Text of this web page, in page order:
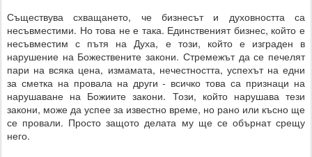
Съществува схващането, че бизнесът и духовността са
несъвместими. Но това не е така. Единственият бизнес, който е
несъвместим с пътя на Духа, е този, който е изграден в
нарушение на Божествените закони. Стремежът да се печелят
пари на всяка цена, измамата, нечестността, успехът на едни
за сметка на провала на други - всичко това са признаци на
нарушаване на Божиите закони. Този, който нарушава тези
закони, може да успее за известно време, но рано или късно ще
се провали. Просто защото делата му ще се обърнат срещу
него.